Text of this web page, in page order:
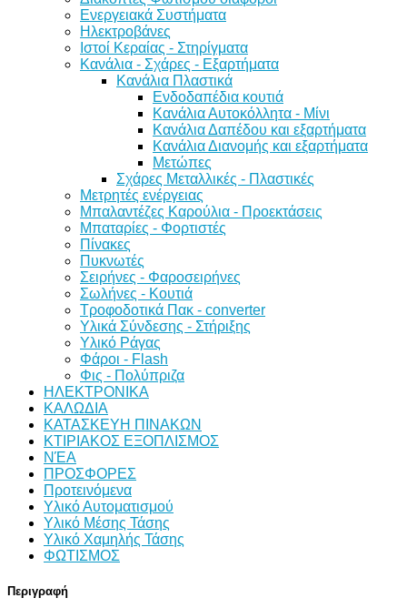
Ενεργειακά Συστήματα
Ηλεκτροβάνες
Ιστοί Κεραίας - Στηρίγματα
Κανάλια - Σχάρες - Εξαρτήματα
Κανάλια Πλαστικά
Ενδοδαπέδια κουτιά
Κανάλια Αυτοκόλλητα - Μίνι
Κανάλια Δαπέδου και εξαρτήματα
Κανάλια Διανομής και εξαρτήματα
Μετώπες
Σχάρες Μεταλλικές - Πλαστικές
Μετρητές ενέργειας
Μπαλαντέζες Καρούλια - Προεκτάσεις
Μπαταρίες - Φορτιστές
Πίνακες
Πυκνωτές
Σειρήνες - Φαροσειρήνες
Σωλήνες - Κουτιά
Τροφοδοτικά Πακ - converter
Υλικά Σύνδεσης - Στήριξης
Υλικό Ράγας
Φάροι - Flash
Φις - Πολύπριζα
ΗΛΕΚΤΡΟΝΙΚΑ
ΚΑΛΩΔΙΑ
ΚΑΤΑΣΚΕΥΗ ΠΙΝΑΚΩΝ
ΚΤΙΡΙΑΚΟΣ ΕΞΟΠΛΙΣΜΟΣ
ΝΈΑ
ΠΡΟΣΦΟΡΕΣ
Προτεινόμενα
Υλικό Αυτοματισμού
Υλικό Μέσης Τάσης
Υλικό Χαμηλής Τάσης
ΦΩΤΙΣΜΟΣ
Περιγραφή